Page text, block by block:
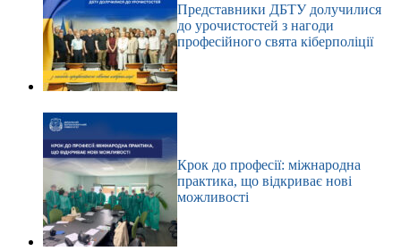
Представники ДБТУ долучилися
до урочистостей з нагоди
професійного свята кіберполіції
Крок до професії: міжнародна
практика, що відкриває нові
можливості